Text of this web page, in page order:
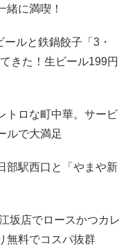
緒に満喫！
ールと鉄鍋餃子「3・
きた！生ビール199円
トロな町中華。サービ
ルで大満足
部駅西口と「やまや新
坂店でロースかつカレ
無料でコスパ抜群